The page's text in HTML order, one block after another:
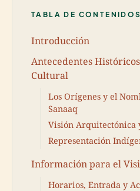
TABLA DE CONTENIDOS
Introducción
Antecedentes
Cultural
Los Orígenes y el
Sanaaq
Visión Arquitectónica
Representación
Información para el
Horarios, Entrada y